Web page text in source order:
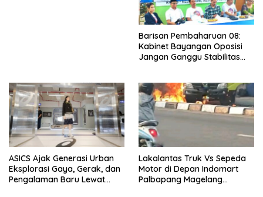
Barisan Pembaharuan 08:
Kabinet Bayangan Oposisi
Jangan Ganggu Stabilitas
ASICS Ajak Generasi Urban
Eksplorasi Gaya, Gerak, dan
Pengalaman Baru Lewat
Lakalantas Truk Vs Sepeda
Motor di Depan Indomart
Palbapang Magelang